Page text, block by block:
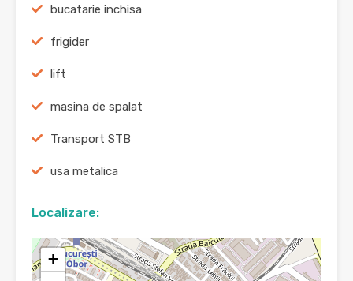
bucatarie inchisa
frigider
lift
masina de spalat
Transport STB
usa metalica
Localizare:
+